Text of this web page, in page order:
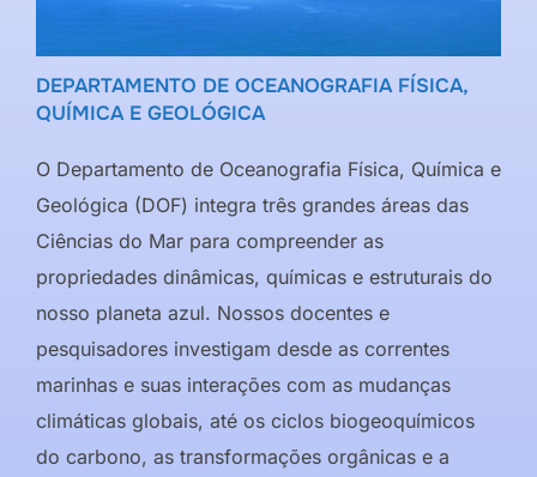
DEPARTAMENTO DE OCEANOGRAFIA FÍSICA,
QUÍMICA E GEOLÓGICA
O Departamento de Oceanografia Física, Química e
Geológica (DOF) integra três grandes áreas das
Ciências do Mar para compreender as
propriedades dinâmicas, químicas e estruturais do
nosso planeta azul. Nossos docentes e
pesquisadores investigam desde as correntes
marinhas e suas interações com as mudanças
climáticas globais, até os ciclos biogeoquímicos
do carbono, as transformações orgânicas e a